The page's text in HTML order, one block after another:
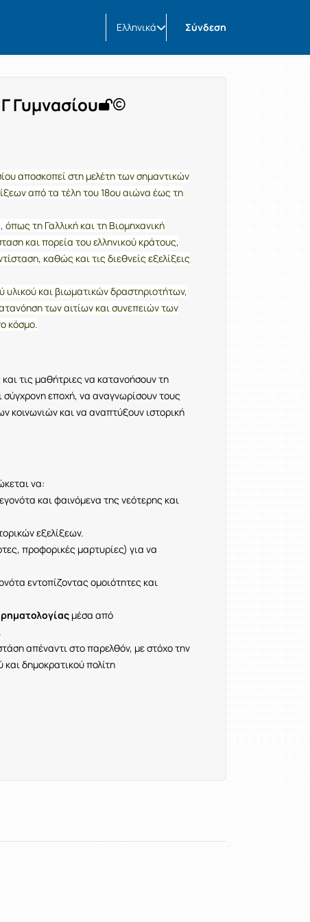
Ελληνικά Σύνδεση
Γυμνασίου
αποσκοπεί στη μελέτη των σημαντικών
από τα τέλη του 18ου αιώνα έως τη
τη Γαλλική και τη Βιομηχανική
και πορεία του ελληνικού κράτους,
καθώς και τις διεθνείς εξελίξεις
και βιωματικών δραστηριοτήτων,
των αιτίων και συνεπειών των
κόσμο.
τις μαθήτριες να κατανοήσουν τη
σύγχρονη εποχή, να αναγνωρίσουν τους
και να αναπτύξουν ιστορική
να:
και φαινόμενα της νεότερης και
εξελίξεων.
προφορικές μαρτυρίες) για να
εντοπίζοντας ομοιότητες και
μέσα από
απέναντι στο παρελθόν, με στόχο την
δημοκρατικού πολίτη